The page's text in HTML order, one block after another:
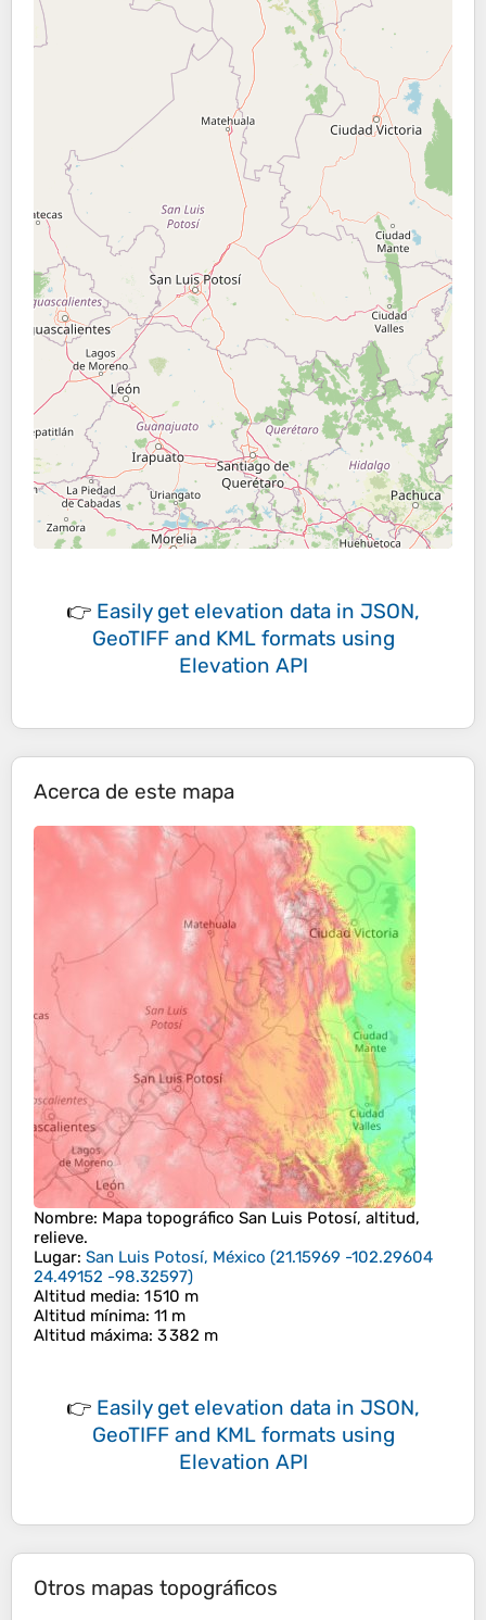
👉 Easily get elevation data in JSON,
GeoTIFF and KML formats using
Elevation API
Acerca de este mapa
Nombre: Mapa topográfico San Luis Potosí, altitud,
relieve.
Lugar: San Luis Potosí, México (21.15969 -102.29604
24.49152 -98.32597)
Altitud media: 1 510 m
Altitud mínima: 11 m
Altitud máxima: 3 382 m
👉 Easily get elevation data in JSON,
GeoTIFF and KML formats using
Elevation API
Otros mapas topográficos